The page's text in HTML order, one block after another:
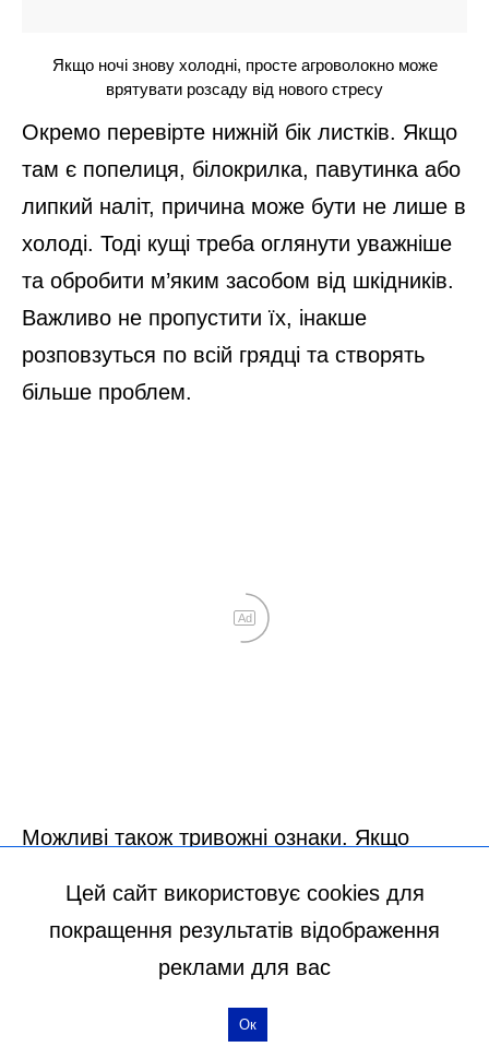
Цей сайт використовує cookies для
покращення результатів відображення
реклами для вас
Ок